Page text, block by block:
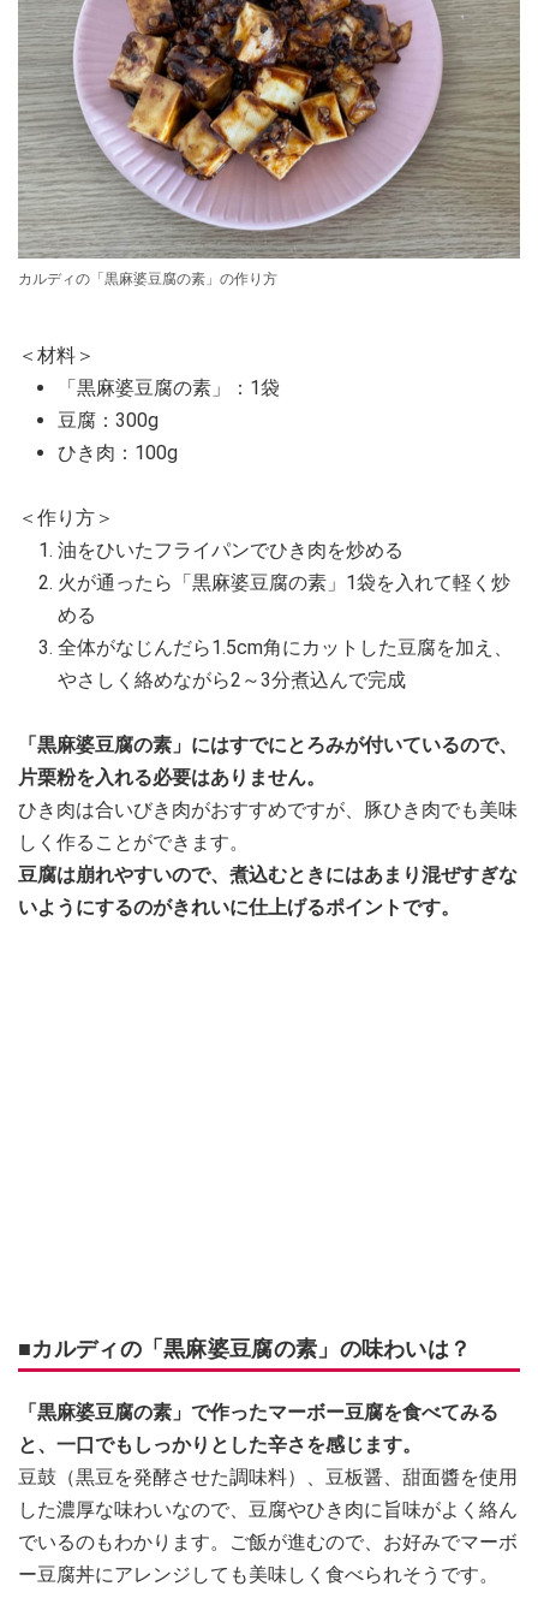
カルディの「黒麻婆豆腐の素」の作り方
＜材料＞
「黒麻婆豆腐の素」：1袋
豆腐：300g
ひき肉：100g
＜作り方＞
油をひいたフライパンでひき肉を炒める
火が通ったら「黒麻婆豆腐の素」1袋を入れて軽く炒
める
全体がなじんだら1.5cm角にカットした豆腐を加え、
やさしく絡めながら2～3分煮込んで完成
「黒麻婆豆腐の素」にはすでにとろみが付いているので、
片栗粉を入れる必要はありません。
ひき肉は合いびき肉がおすすめですが、豚ひき肉でも美味
しく作ることができます。
豆腐は崩れやすいので、煮込むときにはあまり混ぜすぎな
いようにするのがきれいに仕上げるポイントです。
■カルディの「黒麻婆豆腐の素」の味わいは？
「黒麻婆豆腐の素」で作ったマーボー豆腐を食べてみる
と、一口でもしっかりとした辛さを感じます。
豆鼓（黒豆を発酵させた調味料）、豆板醤、甜面醬を使用
した濃厚な味わいなので、豆腐やひき肉に旨味がよく絡ん
でいるのもわかります。ご飯が進むので、お好みでマーボ
ー豆腐丼にアレンジしても美味しく食べられそうです。